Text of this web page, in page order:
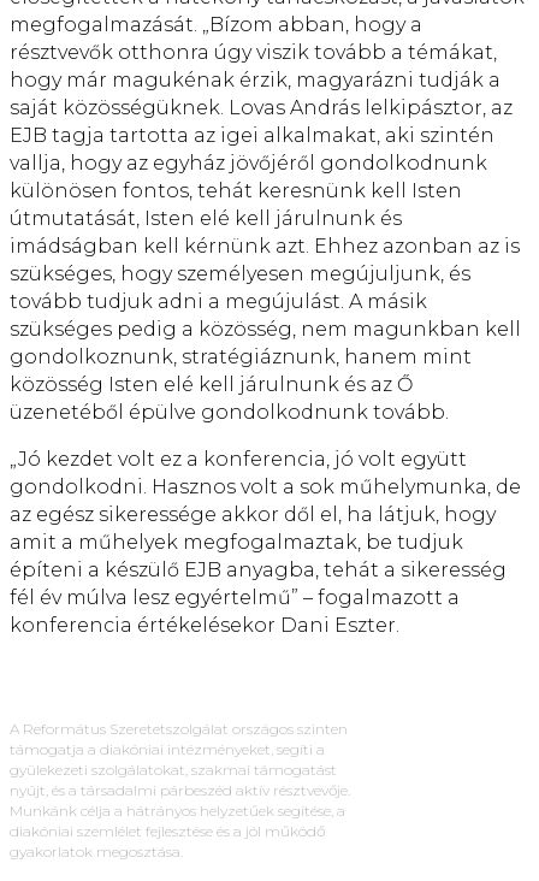
megfogalmazását. „Bízom abban, hogy a
résztvevők otthonra úgy viszik tovább a témákat,
hogy már magukénak érzik, magyarázni tudják a
saját közösségüknek. Lovas András lelkipásztor, az
EJB tagja tartotta az igei alkalmakat, aki szintén
vallja, hogy az egyház jövőjéről gondolkodnunk
különösen fontos, tehát keresnünk kell Isten
útmutatását, Isten elé kell járulnunk és
imádságban kell kérnünk azt. Ehhez azonban az is
szükséges, hogy személyesen megújuljunk, és
tovább tudjuk adni a megújulást. A másik
szükséges pedig a közösség, nem magunkban kell
gondolkoznunk, stratégiáznunk, hanem mint
közösség Isten elé kell járulnunk és az Ő
üzenetéből épülve gondolkodnunk tovább.
„Jó kezdet volt ez a konferencia, jó volt együtt
gondolkodni. Hasznos volt a sok műhelymunka, de
az egész sikeressége akkor dől el, ha látjuk, hogy
amit a műhelyek megfogalmaztak, be tudjuk
építeni a készülő EJB anyagba, tehát a sikeresség
fél év múlva lesz egyértelmű” – fogalmazott a
konferencia értékelésekor Dani Eszter.
A Református Szeretetszolgálat országos szinten
támogatja a diakóniai intézményeket, segíti a
gyülekezeti szolgálatokat, szakmai támogatást
nyújt, és a társadalmi párbeszéd aktív résztvevője.
Munkánk célja a hátrányos helyzetűek segítése, a
diakóniai szemlélet fejlesztése és a jól működő
gyakorlatok megosztása.